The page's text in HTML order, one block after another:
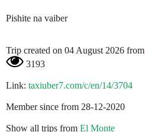
Pishite na vaiber
Trip created on 04 August 2026 from
3193
Link: taxiuber7.com/c/en/14/3704
Member since from 28-12-2020
Show all trips from El Monte